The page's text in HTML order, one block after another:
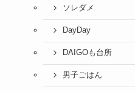
ソレダメ
DayDay
DAIGOも台所
男子ごはん